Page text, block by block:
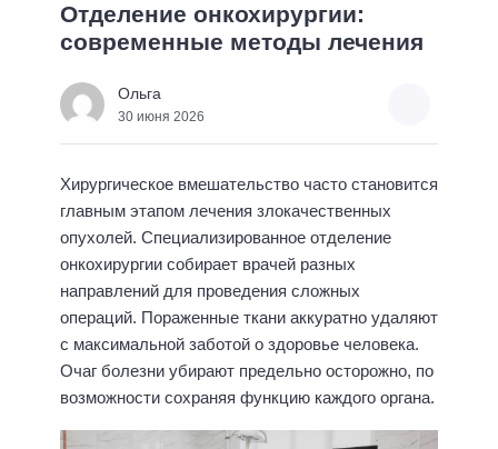
Отделение онкохирургии:
современные методы лечения
Ольга
30 июня 2026
Хирургическое вмешательство часто становится
главным этапом лечения злокачественных
опухолей. Специализированное отделение
онкохирургии собирает врачей разных
направлений для проведения сложных
операций. Пораженные ткани аккуратно удаляют
с максимальной заботой о здоровье человека.
Очаг болезни убирают предельно осторожно, по
возможности сохраняя функцию каждого органа.